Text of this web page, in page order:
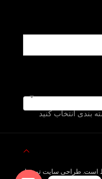
بندی انتخاب کنید
است. طراحی سایت توسط